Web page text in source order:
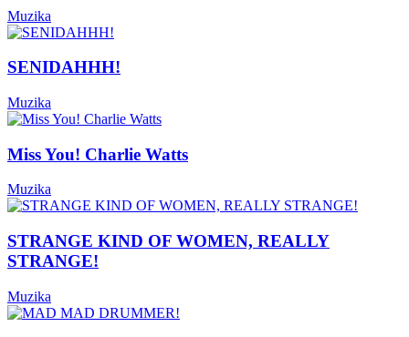
Muzika
SENIDAHHH!
Muzika
Miss You! Charlie Watts
Muzika
STRANGE KIND OF WOMEN, REALLY
STRANGE!
Muzika